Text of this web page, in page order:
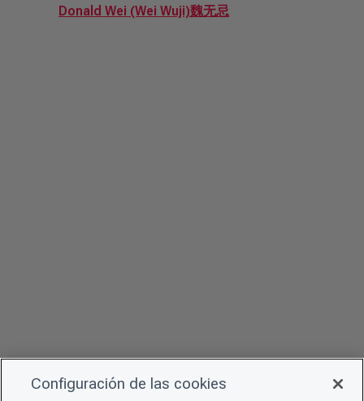
Donald Wei (Wei Wuji)魏无忌
Configuración de las cookies